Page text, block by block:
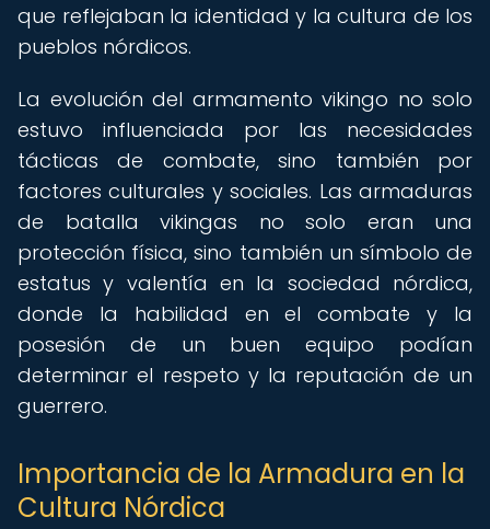
que reflejaban la identidad y la cultura de los
pueblos nórdicos.
La evolución del armamento vikingo no solo
estuvo influenciada por las necesidades
tácticas de combate, sino también por
factores culturales y sociales. Las armaduras
de batalla vikingas no solo eran una
protección física, sino también un símbolo de
estatus y valentía en la sociedad nórdica,
donde la habilidad en el combate y la
posesión de un buen equipo podían
determinar el respeto y la reputación de un
guerrero.
Importancia de la Armadura en la
Cultura Nórdica